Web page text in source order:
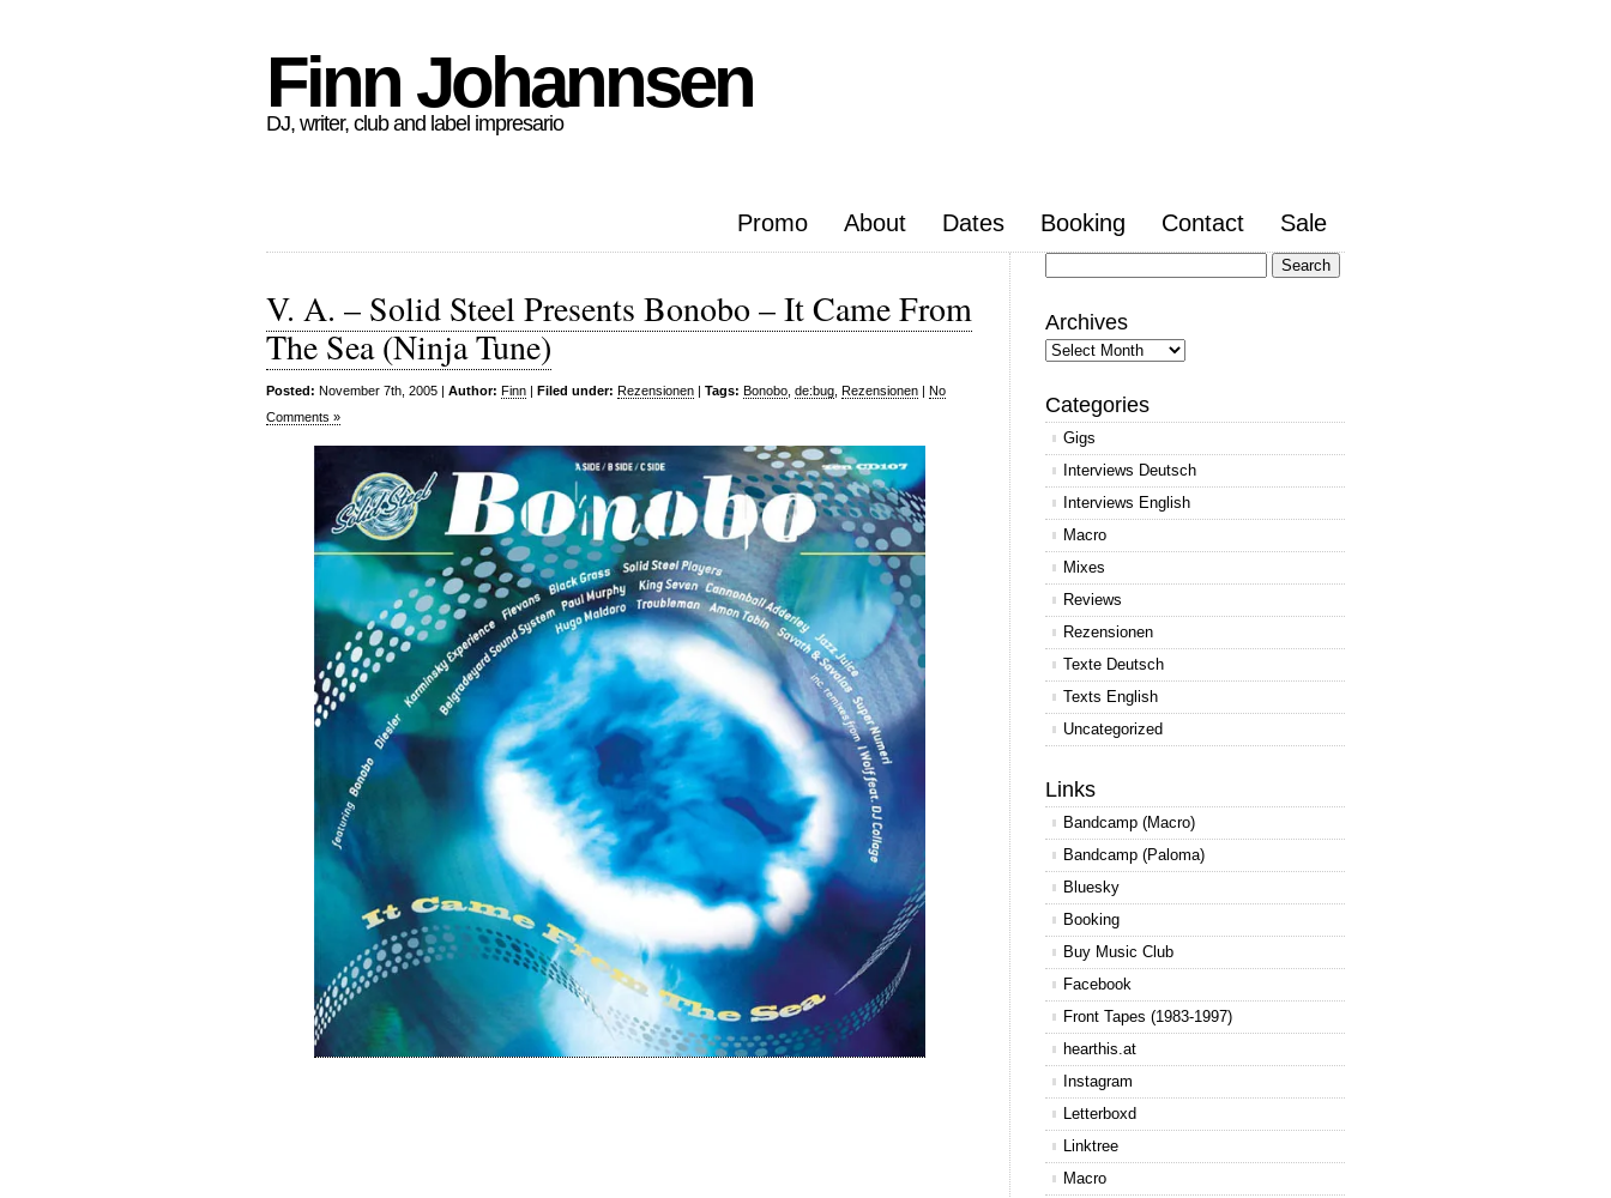
Finn Johannsen
DJ, writer, club and label impresario
Promo About Dates Booking Contact Sale
V. A. – Solid Steel Presents Bonobo – It Came From
The Sea (Ninja Tune)
Posted: November 7th, 2005 | Author: Finn | Filed under: Rezensionen | Tags: Bonobo de:bug Rezensionen | No
Comments »
for:
Archives
Archives
Categories
Gigs
Interviews Deutsch
Interviews English
Macro
Mixes
Reviews
Rezensionen
Texte Deutsch
Texts English
Uncategorized
Links
Bandcamp (Macro)
Bandcamp (Paloma)
Bluesky
Booking
Buy Music Club
Facebook
Front Tapes (1983-1997)
hearthis.at
Instagram
Letterboxd
Linktree
Macro